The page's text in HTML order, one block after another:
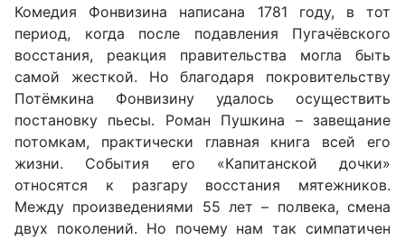
Комедия Фонвизина написана 1781 году, в тот
период, когда после подавления Пугачёвского
восстания, реакция правительства могла быть
самой жесткой. Но благодаря покровительству
Потёмкина Фонвизину удалось осуществить
постановку пьесы. Роман Пушкина – завещание
потомкам, практически главная книга всей его
жизни. События его «Капитанской дочки»
относятся к разгару восстания мятежников.
Между произведениями 55 лет – полвека, смена
двух поколений. Но почему нам так симпатичен